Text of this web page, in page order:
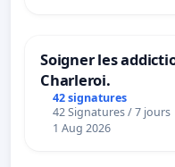
Soigner les
Charleroi.
42 signatures
42 Signatures / 7 jours
1 Aug 2026